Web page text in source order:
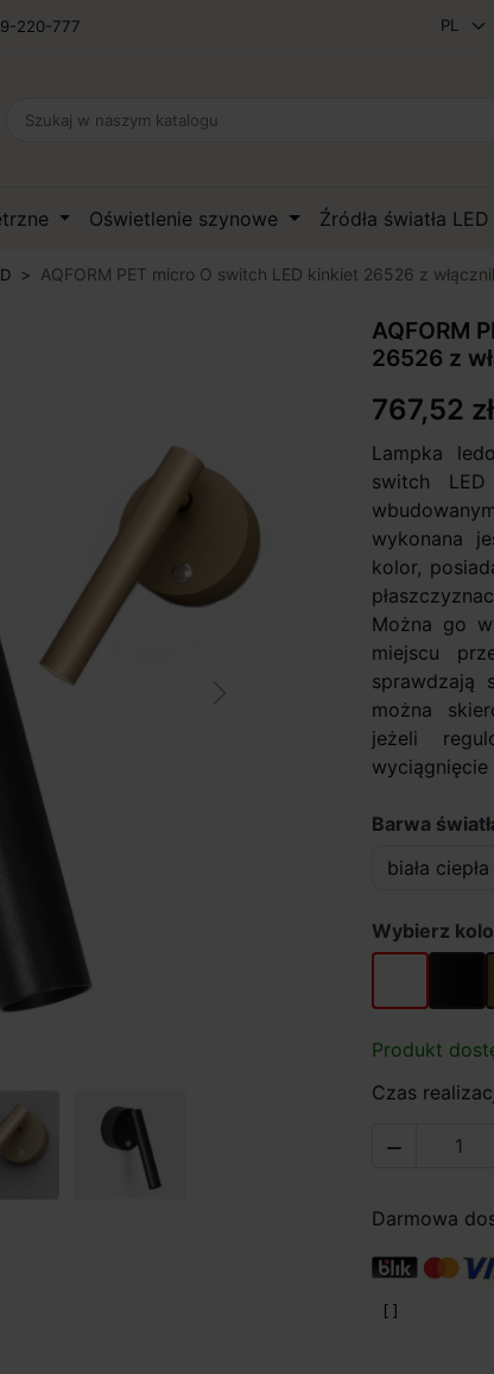
220-777
Oświetlenie szynowe Źródła światła LED
AQFORM PET micro O switch LED kinkiet 26526 z
AQFORM
26526 z
767,52 zł
Lampka
switch
wykonana
kolor,
Można go
miejscu
sprawdzają
można
jeżeli
wyciągnięcie
Barwa
Wybierz
biały czarny
Produkt
Czas

Darmowa